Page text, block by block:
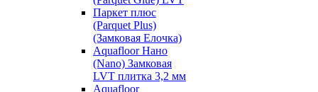
Паркет плюс
(Parquet Plus)
(Замковая Елочка)
Aquafloor Нано
(Nano) Замковая
LVT плитка 3,2 мм
Aquafloor